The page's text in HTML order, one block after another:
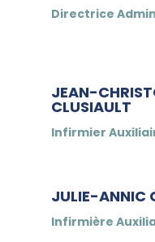
Directrice
JEAN-
CLUSIAULT
Infirmier
JULIE-ANNIC
Infirmière